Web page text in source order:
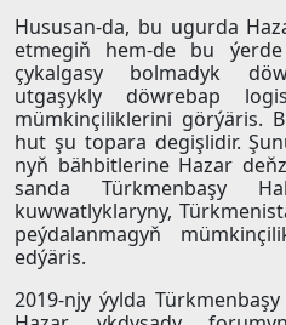
Hususan-da, bu ugurda
etmegiň hem-de bu
çykalgasy bolmadyk
utgaşykly döwrebap
mümkinçiliklerini görýäris.
hut şu topara degişlidir.
nyň bähbitlerine Hazar
sanda Türkmenbaşy
kuwwatlyklaryny,
peýdalanmagyň
edýäris.
2019-njy ýylda